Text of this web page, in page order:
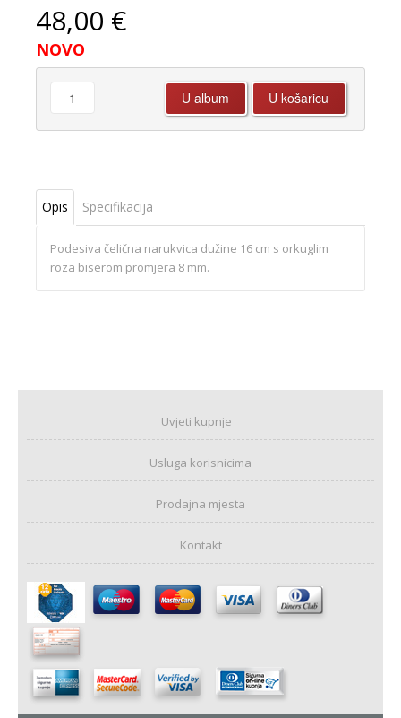
48,00 €
NOVO
Opis Specifikacija
Podesiva čelična narukvica dužine 16 cm s orkuglim
roza biserom promjera 8 mm.
Uvjeti kupnje
Usluga korisnicima
Prodajna mjesta
Kontakt